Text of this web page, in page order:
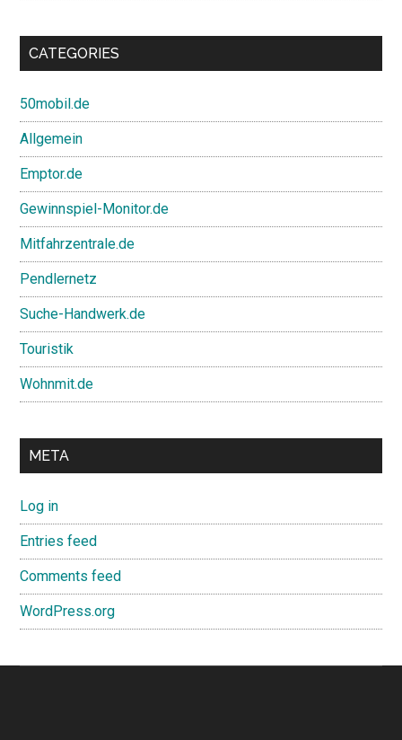
CATEGORIES
50mobil.de
Allgemein
Emptor.de
Gewinnspiel-Monitor.de
Mitfahrzentrale.de
Pendlernetz
Suche-Handwerk.de
Touristik
Wohnmit.de
META
Log in
Entries feed
Comments feed
WordPress.org